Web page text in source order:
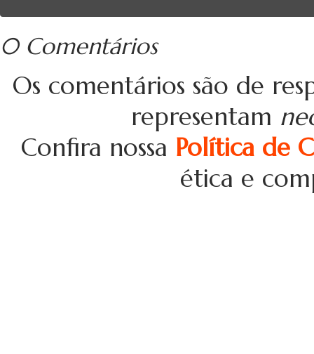
0 Comentários
Os comentários são de
representam
Confira nossa Política de
ética e